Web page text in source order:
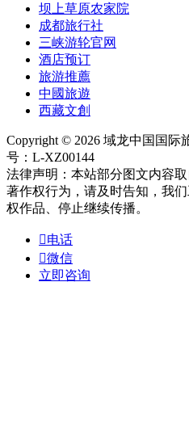
坝上草原农家院
成都旅行社
三峡游轮官网
酒店预订
旅游推薦
中國旅遊
西藏文創
Copyright © 2026 域龙中国国际
号：L-XZ00144
法律声明：本站部分图文内容
著作权行为，请及时告知，我
权作品、停止继续传播。
电话
微信
立即咨询